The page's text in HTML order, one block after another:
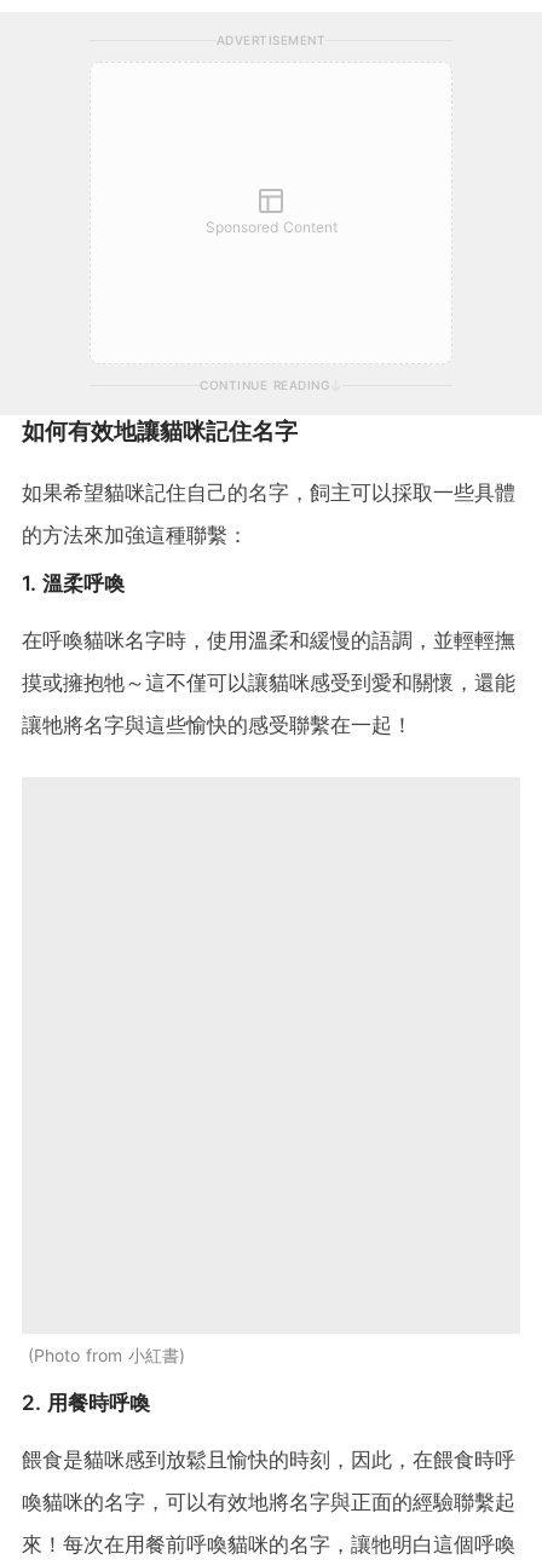
ADVERTISEMENT
Sponsored Content
CONTINUE READING
如何有效地讓貓咪記住名字
如果希望貓咪記住自己的名字，飼主可以採取一些具體
的方法來加強這種聯繫：
1. 溫柔呼喚
在呼喚貓咪名字時，使用溫柔和緩慢的語調，並輕輕撫
摸或擁抱牠～這不僅可以讓貓咪感受到愛和關懷，還能
讓牠將名字與這些愉快的感受聯繫在一起！
Photo from 小紅書
2. 用餐時呼喚
餵食是貓咪感到放鬆且愉快的時刻，因此，在餵食時呼
喚貓咪的名字，可以有效地將名字與正面的經驗聯繫起
來！每次在用餐前呼喚貓咪的名字，讓牠明白這個呼喚